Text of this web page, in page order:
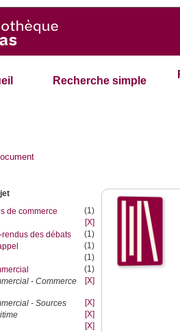
Recherche simple
de commerce
(1)
[X]
rendus des débats
(1)
(1)
(1)
(1)
- Commerce
[X]
- Sources
[X]
[X]
[X]